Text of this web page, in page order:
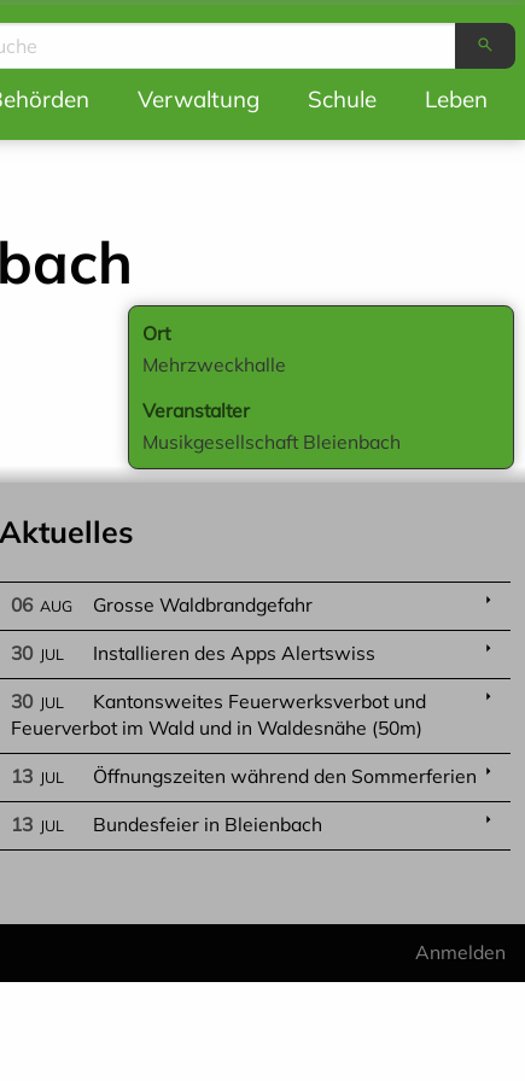
search
Verwaltung Schule Leben
Ort
Mehrzweckhalle
Veranstalter
Musikgesellschaft Bleienbach
Aktuelles
06 AUG Grosse Waldbrandgefahr arrow_right
30 JUL Installieren des Apps Alertswiss arrow_right
30 JUL
Kantonsweites Feuerwerksverbot und
Feuerverbot im Wald und in Waldesnähe (50m)
arrow_right
13 JUL Öffnungszeiten während den Sommerferien arrow_right
13 JUL Bundesfeier in Bleienbach arrow_right
Anmelden